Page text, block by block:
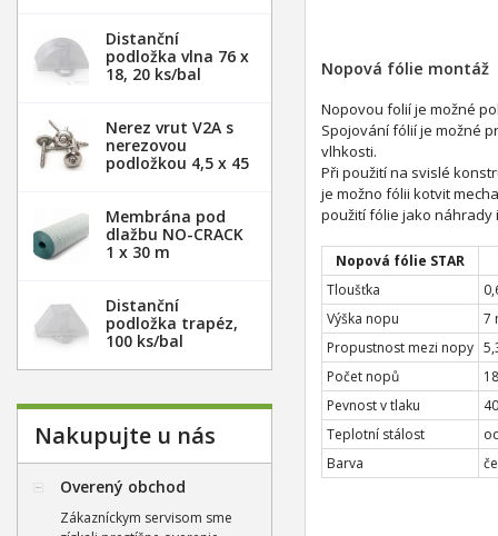
Nopová fólie montáž
Nopovou folií je možné
Spojování fólií je možné
vlhkosti.
Při použití na svislé
je možno fólii kotvit
použití fólie jako náhrady
Nopová fólie STAR
Tloušťka
Výška nopu
7
Propustnost mezi nopy
Počet nopů
Pevnost v tlaku
Teplotní stálost
Barva
Distanční
podložka vlna 76 x
18, 20 ks/bal
Nerez vrut V2A s
nerezovou
podložkou 4,5 x 45
Membrána pod
dlažbu NO-CRACK
1 x 30 m
Distanční
podložka trapéz,
100 ks/bal
Nakupujte u nás
Overený obchod
Zákazníckym servisom sme